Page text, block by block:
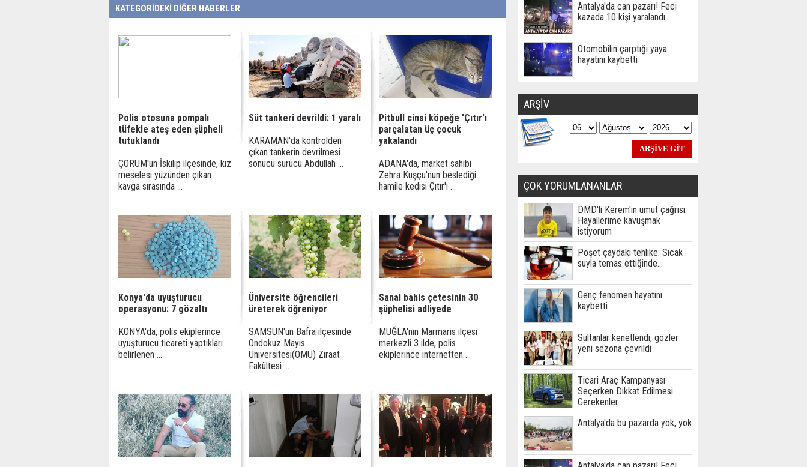
KATEGORİDEKİ DİĞER HABERLER
Polis otosuna pompalı
tüfekle ateş eden şüpheli
tutuklandı
ÇORUM'un İskilip ilçesinde, kız
meselesi yüzünden çıkan
kavga sırasında ...
Süt tankeri devrildi: 1 yaralı
KARAMAN'da kontrolden
çıkan tankerin devrilmesi
sonucu sürücü Abdullah ...
Pitbull cinsi köpeğe 'Çıtır'ı
parçalatan üç çocuk
yakalandı
ADANA'da, market sahibi
Zehra Kuşçu'nun beslediği
hamile kedisi Çıtır'ı ...
Konya'da uyuşturucu
operasyonu: 7 gözaltı
KONYA'da, polis ekiplerince
uyuşturucu ticareti yaptıkları
belirlenen ...
Üniversite öğrencileri
üreterek öğreniyor
SAMSUN'un Bafra ilçesinde
Ondokuz Mayıs
Üniversitesi(OMÜ) Ziraat
Fakültesi ...
Sanal bahis çetesinin 30
şüphelisi adliyede
MUĞLA'nın Marmaris ilçesi
merkezli 3 ilde, polis
ekiplerince internetten ...
Antalya'da can pazarı! Feci
kazada 10 kişi yaralandı
Otomobilin çarptığı yaya
hayatını kaybetti
ARŞİV
ÇOK YORUMLANANLAR
DMD'li Kerem'in umut çağrısı:
Hayallerime kavuşmak
istiyorum
Poşet çaydaki tehlike: Sıcak
suyla temas ettiğinde...
Genç fenomen hayatını
kaybetti
Sultanlar kenetlendi, gözler
yeni sezona çevrildi
Ticari Araç Kampanyası
Seçerken Dikkat Edilmesi
Gerekenler
Antalya'da bu pazarda yok, yok